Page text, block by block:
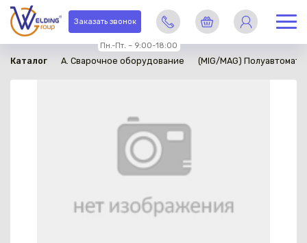
Заказать звонок
Пн.-Пт. – 9:00-18:00
Каталог A. Сварочное оборудование (MIG/MAG)
в наличии